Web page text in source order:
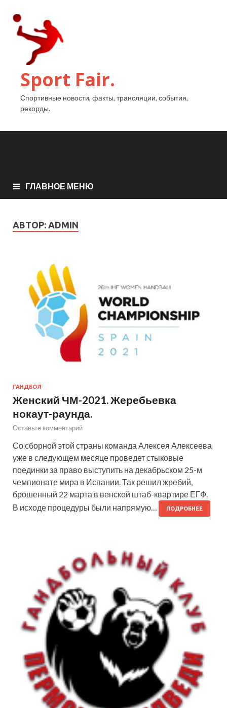
Sport Fair.
Спортивные новости, факты, трансляции, события,
рекорды.
ГЛАВНОЕ МЕНЮ
АВТОР: ADMIN
ГАНДБОЛ
Женский ЧМ-2021. Жеребьевка
нокаут-раунда.
Оставьте комментарий
Со сборной этой страны команда Алексея Алексеева
уже в следующем месяце проведет стыковые
поединки за право выступить на декабрьском 25-м
чемпионате мира в Испании. Так решил жребий,
брошенный 22 марта в венской штаб-квартире ЕГФ.
В исходе процедуры были напрямую…
ПОДРОБНЕЕ